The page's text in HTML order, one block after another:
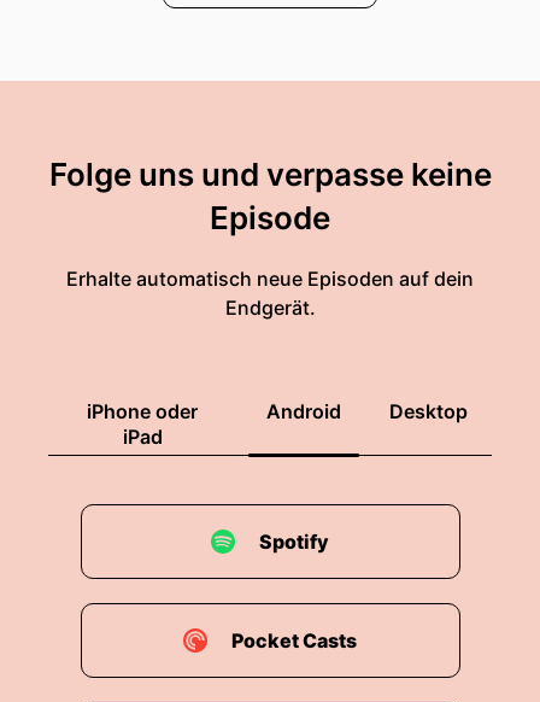
Folge uns und verpasse keine
Episode
Erhalte automatisch neue Episoden auf dein
Endgerät.
iPhone oder
iPad
Android Desktop
Spotify
Pocket Casts